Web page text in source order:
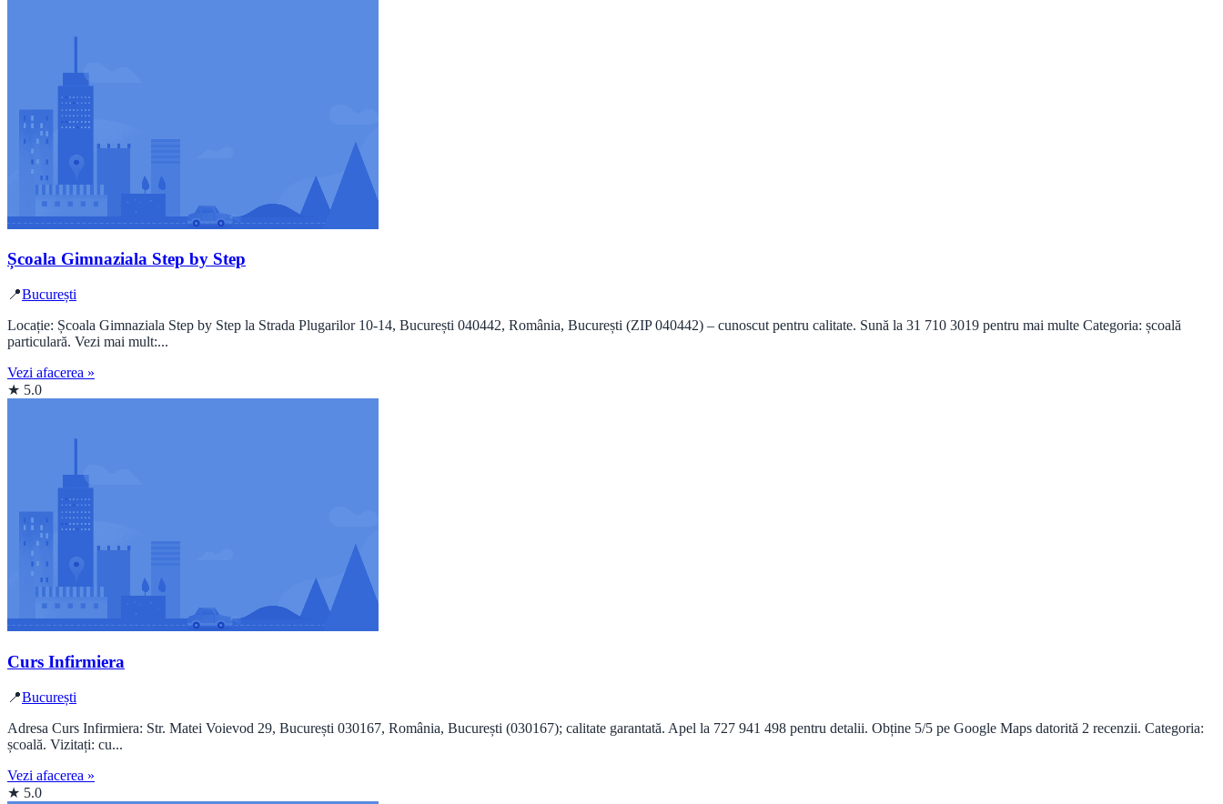
Școala Gimnaziala Step by Step
📍București
Locație: Școala Gimnaziala Step by Step la Strada Plugarilor 10-14, București 040442, România, București (ZIP 040442) – cunoscut pentru calitate. Sună la 31 710 3019 pentru mai multe Categoria: școală
particulară. Vezi mai mult:...
Vezi afacerea »
★ 5.0
Curs Infirmiera
📍București
Adresa Curs Infirmiera: Str. Matei Voievod 29, București 030167, România, București (030167); calitate garantată. Apel la 727 941 498 pentru detalii. Obține 5/5 pe Google Maps datorită 2 recenzii. Categoria:
școală. Vizitați: cu...
Vezi afacerea »
★ 5.0